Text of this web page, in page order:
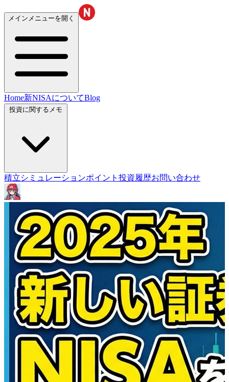
メインメニューを開く
Home新NISAについてBlog
積立シミュレーションポイント投資履歴お問い合わせ